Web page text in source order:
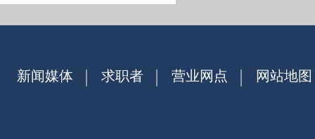
新闻媒体 求职者 营业网点 网站地图